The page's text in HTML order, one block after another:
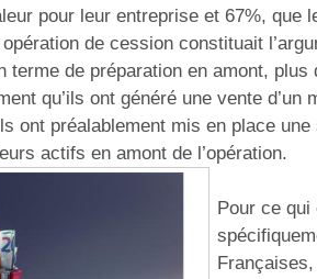
pour leur entreprise et 67%, que
de cession constituait
terme de préparation en amont, plus
qu’ils ont généré une vente d’un
ont préalablement mis en place
actifs en amont de l’opération.
Pour ce qui